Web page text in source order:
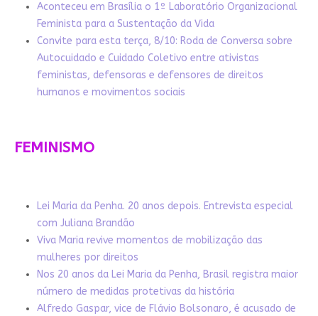
Aconteceu em Brasília o 1º Laboratório Organizacional
Feminista para a Sustentação da Vida
Convite para esta terça, 8/10: Roda de Conversa sobre
Autocuidado e Cuidado Coletivo entre ativistas
feministas, defensoras e defensores de direitos
humanos e movimentos sociais
FEMINISMO
Lei Maria da Penha. 20 anos depois. Entrevista especial
com Juliana Brandão
Viva Maria revive momentos de mobilização das
mulheres por direitos
Nos 20 anos da Lei Maria da Penha, Brasil registra maior
número de medidas protetivas da história
Alfredo Gaspar, vice de Flávio Bolsonaro, é acusado de